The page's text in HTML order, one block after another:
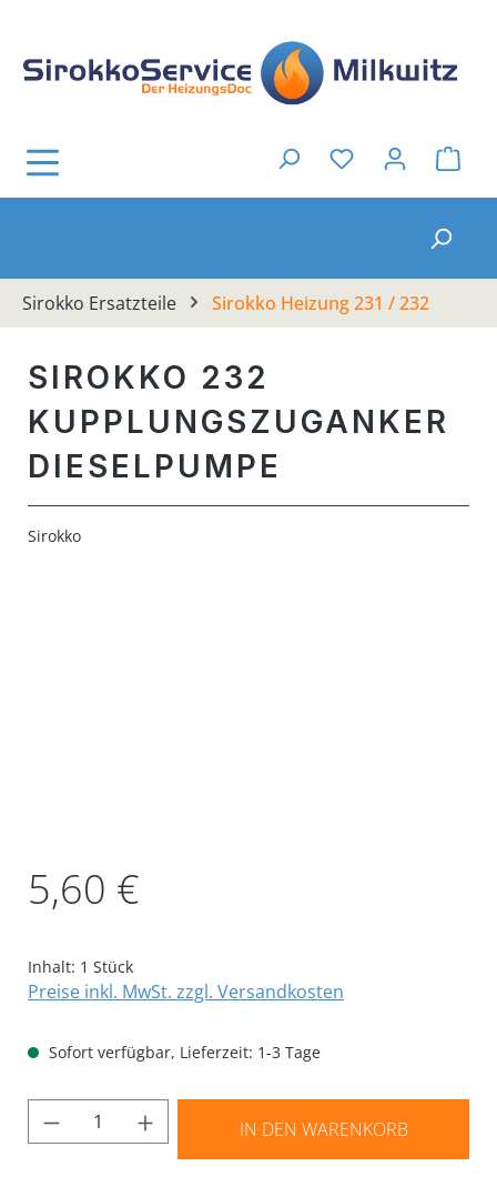
Du hast 0
Sirokko Ersatzteile Sirokko Heizung 231 / 232
SIROKKO 232
KUPPLUNGSZUGANKER
DIESELPUMPE
Sirokko
5,60 €
Inhalt: 1 Stück
Preise inkl. MwSt. zzgl. Versandkosten
Sofort verfügbar, Lieferzeit: 1-3 Tage
Produkt Anzahl: Gib den gewünschten
IN DEN WARENKORB